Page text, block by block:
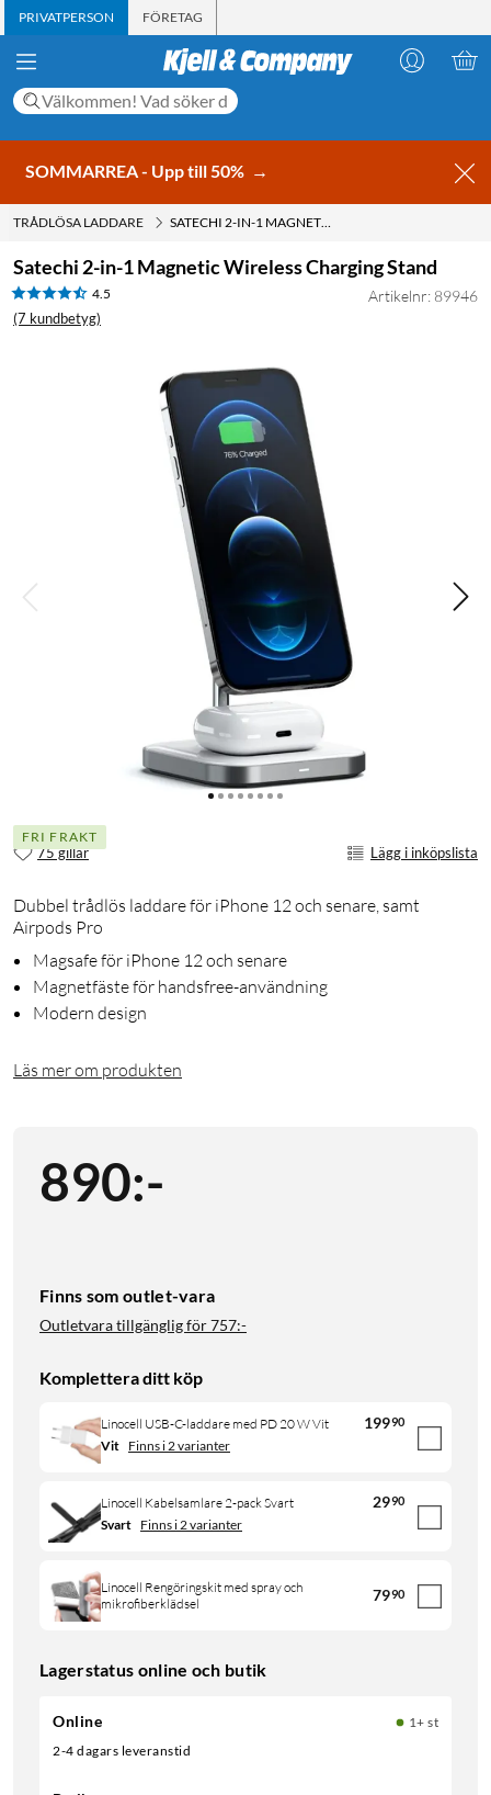
PRIVATPERSON FÖRETAG
SOMMARREA - Upp till 50% →
TRÅDLÖSA LADDARE SATECHI 2-IN-1 MAGNETIC WIRELESS CHARGING STAND
Satechi 2-in-1 Magnetic Wireless Charging Stand
4.5
(7 kundbetyg)
Artikelnr: 89946
FRI FRAKT
75 gillar Lägg i inköpslista
Dubbel trådlös laddare för iPhone 12 och senare, samt
Airpods Pro
Magsafe för iPhone 12 och senare
Magnetfäste för handsfree-användning
Modern design
Läs mer om produkten
890:-
Finns som outlet-vara
Outletvara tillgänglig för757:-
Komplettera ditt köp
Linocell USB-C-laddare med PD 20 W Vit 19990
Vit Finns i 2 varianter
Linocell Kabelsamlare 2-pack Svart 2990
Svart Finns i 2 varianter
Linocell Rengöringskit med spray och
mikrofiberklädsel
7990
Lagerstatus online och butik
Online
1+ st
2-4 dagars leveranstid